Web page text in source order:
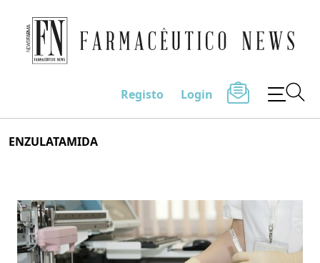
to
Farmacêutico News
Registo Login
ENZULATAMIDA